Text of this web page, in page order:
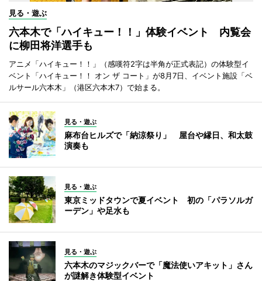
見る・遊ぶ
六本木で「ハイキュー！！」体験イベント 内覧会
に柳田将洋選手も
アニメ「ハイキュー！！」（感嘆符2字は半角が正式表記）の体験型イ
ベント「ハイキュー！！ オン ザ コート」が8月7日、イベント施設「ベ
ルサール六本木」（港区六本木7）で始まる。
見る・遊ぶ
麻布台ヒルズで「納涼祭り」 屋台や縁日、和太鼓
演奏も
見る・遊ぶ
東京ミッドタウンで夏イベント 初の「パラソルガ
ーデン」や足水も
見る・遊ぶ
六本木のマジックバーで「魔法使いアキット」さん
が謎解き体験型イベント